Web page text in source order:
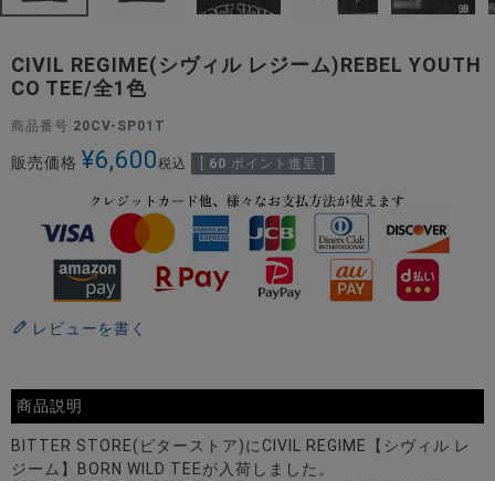
CIVIL REGIME(シヴィル レジーム)REBEL YOUTH
CO TEE/全1色
商品番号 20CV-SP01T
販売価格 ¥6,600税込 60 ポイント進呈 ]
レビューを書く
商品説明
BITTER STORE(ビターストア)にCIVIL REGIME【シヴィル レ
ジーム】BORN WILD TEEが入荷しました。